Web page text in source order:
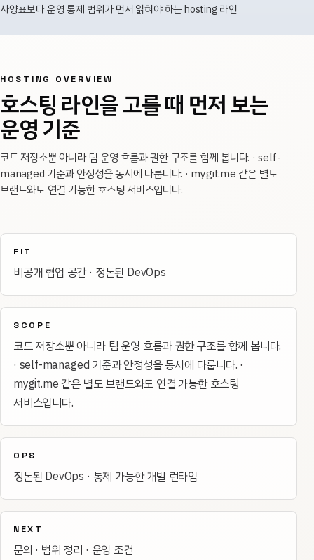
사양표보다 운영 통제 범위가 먼저 읽혀야 하는 hosting 라인
HOSTING OVERVIEW
호스팅 라인을 고를 때 먼저 보는
운영 기준
코드 저장소뿐 아니라 팀 운영 흐름과 권한 구조를 함께 봅니다. · self-
managed 기준과 안정성을 동시에 다룹니다. · mygit.me 같은 별도
브랜드와도 연결 가능한 호스팅 서비스입니다.
FIT
비공개 협업 공간 · 정돈된 DevOps
SCOPE
코드 저장소뿐 아니라 팀 운영 흐름과 권한 구조를 함께 봅니다.
· self-managed 기준과 안정성을 동시에 다룹니다. ·
mygit.me 같은 별도 브랜드와도 연결 가능한 호스팅
서비스입니다.
OPS
정돈된 DevOps · 통제 가능한 개발 런타임
NEXT
문의 · 범위 정리 · 운영 조건